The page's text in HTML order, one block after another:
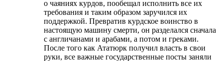
о чаяниях курдов, пообещал исполнить все их
требования и таким образом заручился их
поддержкой. Превратив курдское воинство в
настоящую машину смерти, он разделался сначала
с англичанами и арабами, а потом и греками.
После того как Ататюрк получил власть в свои
руки, все важные государственные посты заняли